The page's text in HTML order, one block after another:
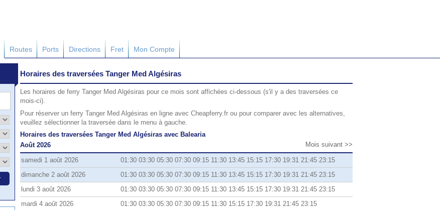
Routes Ports Directions Fret Mon Compte
Horaires des traversées Tanger Med Algésiras
Les horaires de ferry Tanger Med Algésiras pour ce mois sont affichées ci-dessous (s'il y a des traversées ce
mois-ci).
Pour réserver un ferry Tanger Med Algésiras en ligne avec Cheapferry.fr ou pour comparer avec les alternatives,
veuillez sélectionner la traversée dans le menu à gauche.
Horaires des traversées Tanger Med Algésiras avec Balearia
Août 2026
Mois suivant >>
samedi 1 août 2026
01:30 03:30 05:30 07:30 09:15 11:30 13:45 15:15 17:30 19:31 21:45 23:15
dimanche 2 août 2026
01:30 03:30 05:30 07:30 09:15 11:30 13:45 15:15 17:30 19:31 21:45 23:15
lundi 3 août 2026
01:30 03:30 05:30 07:30 09:15 11:30 13:45 15:15 17:30 19:31 21:45 23:15
mardi 4 août 2026
01:30 03:30 05:30 07:30 09:15 11:30 15:15 17:30 19:31 21:45 23:15